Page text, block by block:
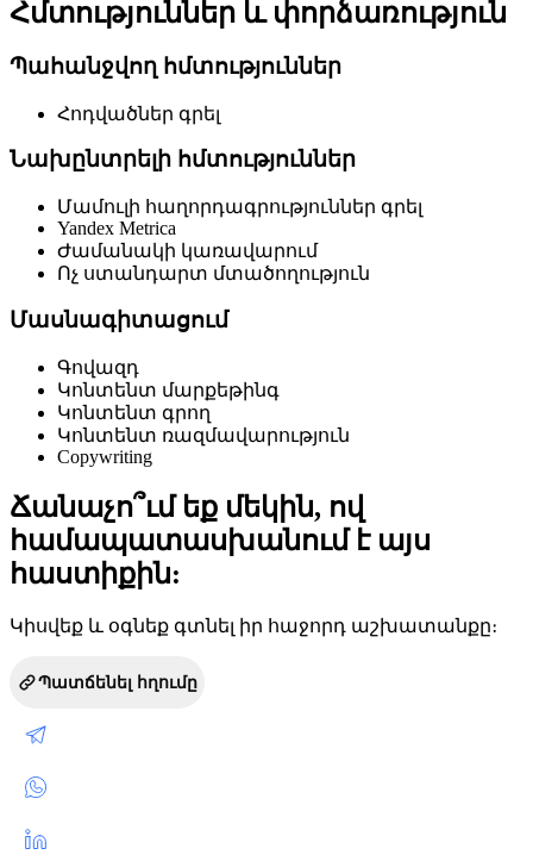
Հմտություններ և փորձառություն
Պահանջվող հմտություններ
Հոդվածներ գրել
Նախընտրելի հմտություններ
Մամուլի հաղորդագրություններ գրել
Yandex Metrica
Ժամանակի կառավարում
Ոչ ստանդարտ մտածողություն
Մասնագիտացում
Գովազդ
Կոնտենտ մարքեթինգ
Կոնտենտ գրող
Կոնտենտ ռազմավարություն
Copywriting
Ճանաչո՞ւմ եք մեկին, ով
համապատասխանում է այս
հաստիքին:
Կիսվեք և օգնեք գտնել իր հաջորդ աշխատանքը։
Պատճենել հղումը